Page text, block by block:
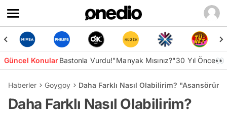
Güncel KonularBastonla Vurdu!"Manyak Mısınız?"30 Yıl Önce👀
Haberler Goygoy Daha Farklı Nasıl Olabilirim? "Asansörün
Daha Farklı Nasıl Olabilirim?